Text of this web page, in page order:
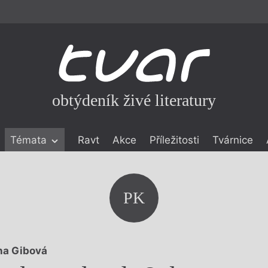
obtýdeník živé literatury
Témata Ravt Akce Příležitosti Tvárnice
PK
Gibová